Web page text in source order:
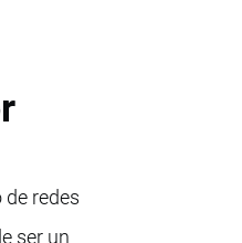
redes
ser un